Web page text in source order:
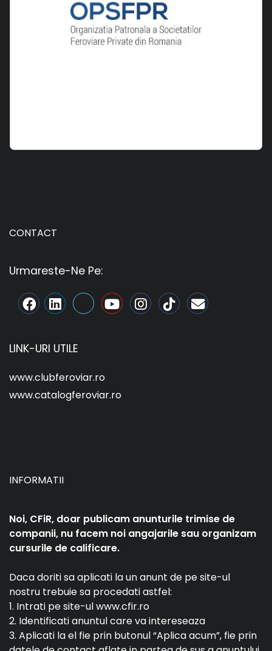
CONTACT
Urmareste-Ne Pe:
LINK-URI UTILE
www.clubferoviar.ro
www.catalogferoviar.ro
INFORMATII
Noi, CFiR, doar publicam anunturile trimise de
companii, nu facem noi angajarile sau organizam
cursurile de calificare.
Daca doriti sa aplicati la un anunt de pe site-ul
nostru trebuie sa procedati astfel:
1. Intrati pe site-ul www.cfir.ro
2. Identificati anuntul care va intereseaza
3. Aplicati la el fie prin butonul “Aplica acum”, fie prin